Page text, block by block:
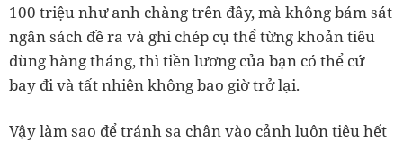
100 triệu như anh chàng trên đây, mà không bám sát
ngân sách đề ra và ghi chép cụ thể từng khoản tiêu
dùng hàng tháng, thì tiền lương của bạn có thể cứ
bay đi và tất nhiên không bao giờ trở lại.
Vậy làm sao để tránh sa chân vào cảnh luôn tiêu hết